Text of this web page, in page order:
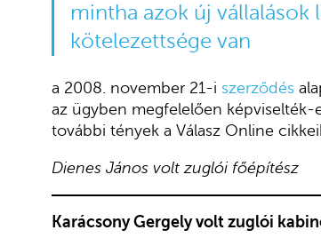
mintha azok új
kötelezettsége van
a 2008. november 21-i szerződés
az ügyben megfelelően
további tények a Válasz Online
Dienes János volt zuglói főépítész
Karácsony Gergely volt zuglói